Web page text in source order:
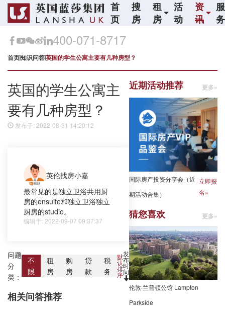
首
页
搜
房
租
房
活
动
资
讯
服
务
400-071-8717
首页知识问答英国的学生公寓主要有几种房型？
英国的学生公寓主
要有几种房型？
发布于: 2022-08-31 14:20:12
英伦找房小嘉
最常见的是独立卫浴共用厨
房的ensuite和独立卫浴独立
厨房的studio。
编辑于: 2022-09-07 09:37:37
问题
分
类：
不
限
租
房
购
房
贷
款
税
务
默
认
排
序
发
布
时
间
相关问答推荐
近期活动推荐 更多»
国际房产投资分享会（近
期活动合集）
立即报
名»
猜您喜欢 更多»
伦敦·兰普顿公馆 Lampton
Parkside